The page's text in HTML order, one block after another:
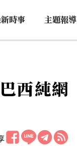
時事 主題報導
西純網